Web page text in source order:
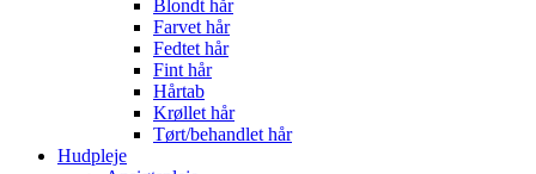
Blondt hår
Farvet hår
Fedtet hår
Fint hår
Hårtab
Krøllet hår
Tørt/behandlet hår
Hudpleje